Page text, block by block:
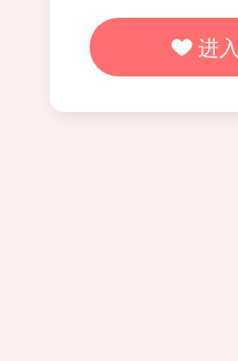
进